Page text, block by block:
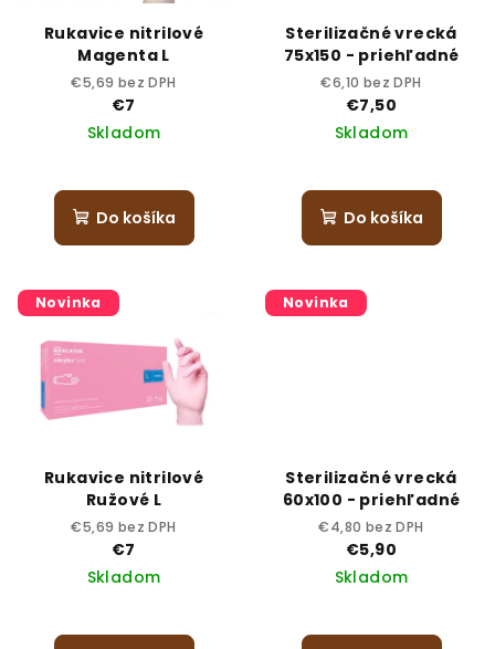
Rukavice nitrilové
Magenta L
€5,69 bez DPH
€7
Skladom
Do košíka
Sterilizačné vrecká
75x150 - priehľadné
€6,10 bez DPH
€7,50
Skladom
Do košíka
Novinka
Rukavice nitrilové
Ružové L
€5,69 bez DPH
€7
Skladom
Novinka
Sterilizačné vrecká
60x100 - priehľadné
€4,80 bez DPH
€5,90
Skladom